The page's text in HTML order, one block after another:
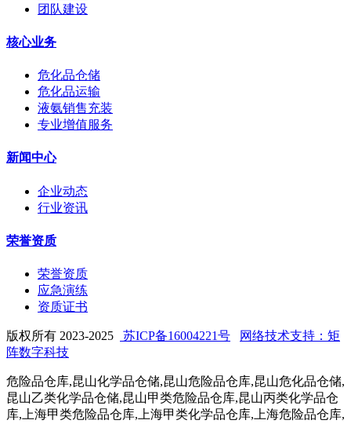
团队建设
核心业务
危化品仓储
危化品运输
液氨销售充装
专业增值服务
新闻中心
企业动态
行业资讯
荣誉资质
荣誉资质
应急演练
资质证书
版权所有 2023-2025 苏ICP备16004221号
网络技术支持：矩
阵数字科技
危险品仓库,昆山化学品仓储,昆山危险品仓库,昆山危化品仓储,
昆山乙类化学品仓储,昆山甲类危险品仓库,昆山丙类化学品仓
库,上海甲类危险品仓库,上海甲类化学品仓库,上海危险品仓库,